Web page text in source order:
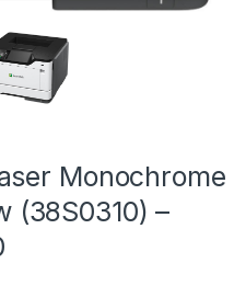
Monochrome
(38S0310) –